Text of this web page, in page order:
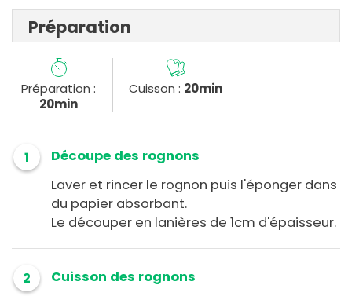
Préparation
Préparation :
20min
Cuisson : 20min
1
Découpe des rognons
Laver et rincer le rognon puis l'éponger dans
du papier absorbant.
Le découper en lanières de 1cm d'épaisseur.
2
Cuisson des rognons